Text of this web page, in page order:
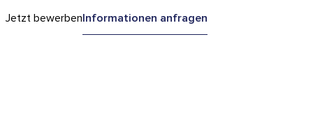
Jetzt bewerbenInformationen anfragen